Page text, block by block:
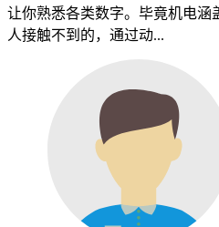
让你熟悉各类数字。毕竟机电涵
人接触不到的，通过动...